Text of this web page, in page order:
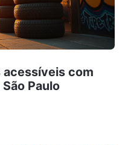
acessíveis com
Paulo